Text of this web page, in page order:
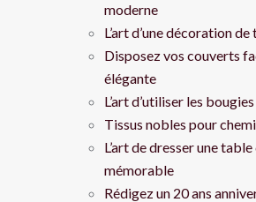
moderne
L’art d’une décoration
Disposez vos couverts
élégante
L’art d’utiliser les
Tissus nobles pour
L’art de dresser une
mémorable
Rédigez un 20 ans